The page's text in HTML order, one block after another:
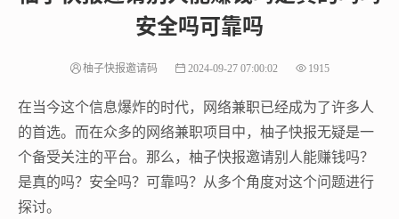
安全吗可靠吗
柚子快报邀请码 2024-09-27 07:00:02 1915
在当今这个信息爆炸的时代，网络兼职已经成为了许多人
的首选。而在众多的网络兼职项目中，柚子快报无疑是一
个备受关注的平台。那么，柚子快报邀请别人能赚钱吗？
是真的吗？安全吗？可靠吗？从多个角度对这个问题进行
探讨。